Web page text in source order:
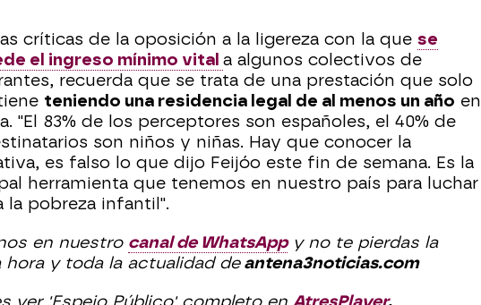
críticas de la oposición a la ligereza con la que se
el ingreso mínimo vital a algunos colectivos de
recuerda que se trata de una prestación que solo
teniendo una residencia legal de al menos un año en
"El 83% de los perceptores son españoles, el 40% de
son niños y niñas. Hay que conocer la
es falso lo que dijo Feijóo este fin de semana. Es la
herramienta que tenemos en nuestro país para luchar
la pobreza infantil".
en nuestro canal de WhatsAppy no te pierdas la
hora y toda la actualidad deantena3noticias.com